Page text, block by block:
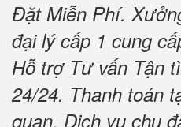
Đặt Miễn Phí.
đại lý cấp 1 cung
Hỗ trợ Tư vấn Tận
24/24. Thanh toán
quan. Dịch vụ chu